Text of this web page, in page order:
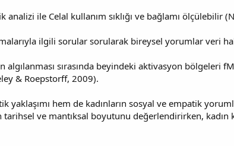
ile Celal kullanım sıklığı ve bağlamı ölçülebilir
ilgili sorular sorularak bireysel yorumlar veri
algılanması sırasında beyindeki aktivasyon bölgeleri
& Roepstorff, 2009).
yaklaşımı hem de kadınların sosyal ve empatik
tarihsel ve mantıksal boyutunu değerlendirirken, kadın